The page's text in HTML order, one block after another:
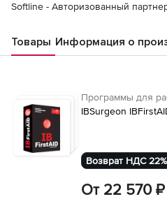
Softline - Авторизованный
Товары Информация о
Программы для
IBSurgeon
Возврат НДС 22%
От 22 570 ₽